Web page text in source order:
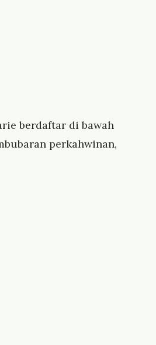
berdaftar di bawah
perkahwinan,